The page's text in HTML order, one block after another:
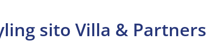
sito Villa & Partners